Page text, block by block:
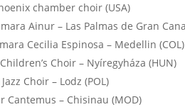
chamber choir (USA)
Ainur – Las Palmas de Gran
Cecilia Espinosa – Medellin (COL)
Choir – Nyíregyháza (HUN)
Choir – Lodz (POL)
Cantemus – Chisinau (MOD)